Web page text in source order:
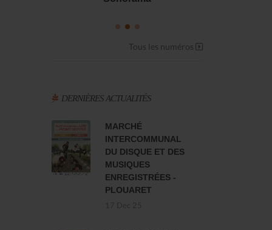
Tous les numéros
DERNIÈRES ACTUALITÉS
MARCHÉ
INTERCOMMUNAL
DU DISQUE ET DES
MUSIQUES
ENREGISTRÉES -
PLOUARET